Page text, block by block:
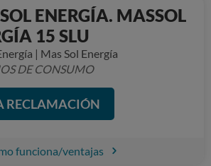
ENERGÍA. MASSOL
15 SLU
| Mas Sol Energía
DE CONSUMO
RECLAMACIÓN
funciona/ventajas